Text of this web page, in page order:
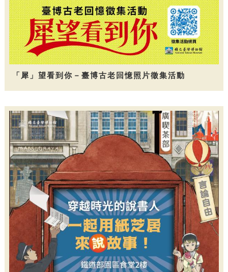
「犀」望看到你－臺博古老回憶照片徵集活動